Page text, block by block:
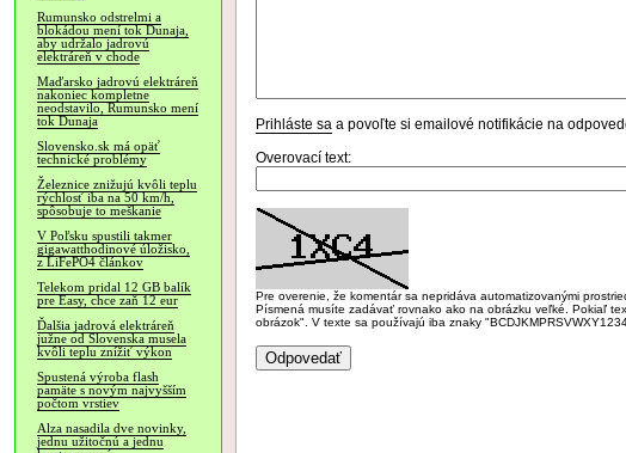
Rumunsko odstrelmi a
blokádou mení tok Dunaja,
aby udržalo jadrovú
elektráreň v chode
Maďarsko jadrovú elektráreň
nakoniec kompletne
neodstavilo, Rumunsko mení
tok Dunaja
Slovensko.sk má opäť
technické problémy
Železnice znižujú kvôli teplu
rýchlosť iba na 50 km/h,
spôsobuje to meškanie
V Poľsku spustili takmer
gigawatthodinové úložisko,
z LiFePO4 článkov
Telekom pridal 12 GB balík
pre Easy, chce zaň 12 eur
Ďalšia jadrová elektráreň
južne od Slovenska musela
kvôli teplu znížiť výkon
Spustená výroba flash
pamäte s novým najvyšším
počtom vrstiev
Alza nasadila dve novinky,
jednu užitočnú a jednu
Prihláste sa a povoľte si emailové notifikácie na
Overovací text:
Pre overenie, že komentár sa nepridáva automatizovanými
Písmená musíte zadávať rovnako ako na obrázku veľké. Pokiaľ
obrázok". V texte sa používajú iba znaky